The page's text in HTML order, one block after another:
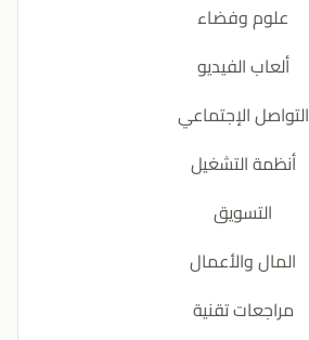
علوم وفضاء
ألعاب الفيديو
التواصل الإجتماعي
أنظمة التشغيل
التسويق
المال والأعمال
مراجعات تقنية